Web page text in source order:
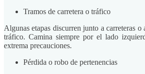
Tramos de carretera o tráfico
Algunas etapas discurren junto a carreteras o
tráfico. Camina siempre por el lado
extrema precauciones.
Pérdida o robo de pertenencias